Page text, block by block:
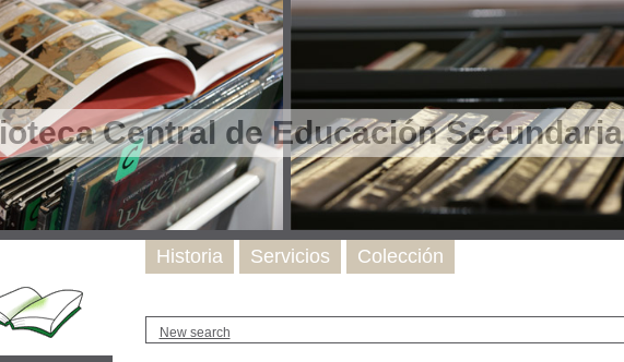
Central de Educación Secundaria
New search
Historia Servicios Colección